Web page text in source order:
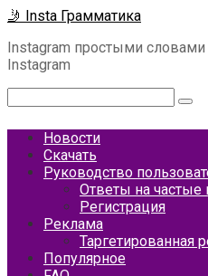
Перейти
контенту
🤳 Insta Грамматика
Instagram простыми
Instagram
Новости
Скачать
Руководство
Ответы на частые
Регистрация
Реклама
Таргетированная
Популярное